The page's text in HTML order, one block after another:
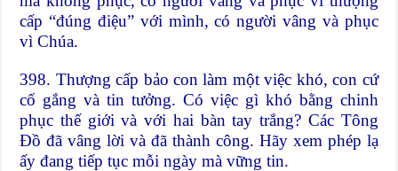
cấp “đúng điệu” với mình, có người vâng và phục
vì Chúa.
398. Thượng cấp bảo con làm một việc khó, con cứ
cố gắng và tin tưởng. Có việc gì khó bằng chinh
phục thế giới và với hai bàn tay trắng? Các Tông
Đồ đã vâng lời và đã thành công. Hãy xem phép lạ
ấy đang tiếp tục mỗi ngày mà vững tin.